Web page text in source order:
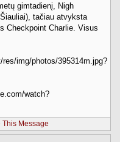
gimtadienį, Nigh
tačiau atvyksta
Checkpoint Charlie. Visus
img/photos/395314m.jpg?
watch?
This Message